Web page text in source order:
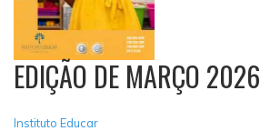
EDIÇÃO DE MARÇO 2026
Instituto Educar